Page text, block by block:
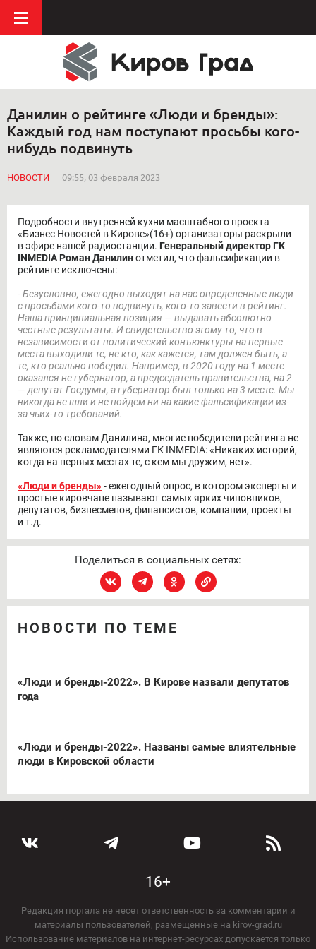
Данилин о рейтинге «Люди и бренды»:
Каждый год нам поступают просьбы кого-
нибудь подвинуть
НОВОСТИ 09:55, 03 февраля 2023
Подробности внутренней кухни масштабного проекта
«Бизнес Новостей в Кирове»(16+) организаторы раскрыли
в эфире нашей радиостанции. Генеральный директор ГК
INMEDIA Роман Данилинотметил, что фальсификации в
рейтинге исключены:
- Безусловно, ежегодно выходят на нас определенные люди
с просьбами кого-то подвинуть, кого-то завести в рейтинг.
Наша принципиальная позиция — выдавать абсолютно
честные результаты. И свидетельство этому то, что в
независимости от политический конъюнктуры на первые
места выходили те, не кто, как кажется, там должен быть, а
те, кто реально победил. Например, в 2020 году на 1 месте
оказался не губернатор, а председатель правительства, на 2
— депутат Госдумы, а губернатор был только на 3 месте. Мы
никогда не шли и не пойдем ни на какие фальсификации из-
за чьих-то требований.
Также, по словам Данилина, многие победители рейтинга не
являются рекламодателями ГК INMEDIA: «Никаких историй,
когда на первых местах те, с кем мы дружим, нет».
«Люди и бренды»- ежегодный опрос, в котором эксперты и
простые кировчане называют самых ярких чиновников,
депутатов, бизнесменов, финансистов, компании, проекты
и т.д.
Поделиться в социальных сетях:
НОВОСТИ ПО ТЕМЕ
«Люди и бренды-2022». В Кирове назвали депутатов
года
«Люди и бренды-2022». Названы самые влиятельные
люди в Кировской области
16+
Редакция портала не несет ответственность за комментарии и
материалы пользователей, размещенные на kirov-grad.ru
Использование материалов на интернет-ресурсах допускается только